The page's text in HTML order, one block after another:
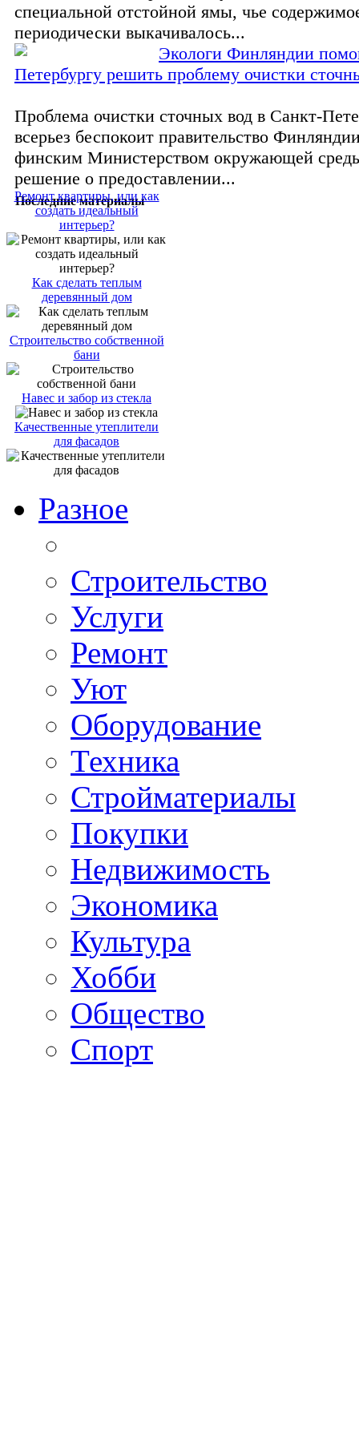
специальной отстойной ямы, чье
периодически выкачивалось...
Экологи Финляндии
Петербургу решить проблему очистки
Проблема очистки сточных вод в Санкт-
всерьез беспокоит правительство
финским Министерством окружающей
решение о предоставлении...
Последние материалы
Ремонт квартиры, или как
создать идеальный
интерьер?
Как сделать теплым
деревянный дом
Строительство собственной
бани
Навес и забор из стекла
Качественные утеплители
для фасадов
Разное
Строительство
Услуги
Ремонт
Уют
Оборудование
Техника
Стройматериалы
Покупки
Недвижимость
Экономика
Культура
Хобби
Общество
Спорт